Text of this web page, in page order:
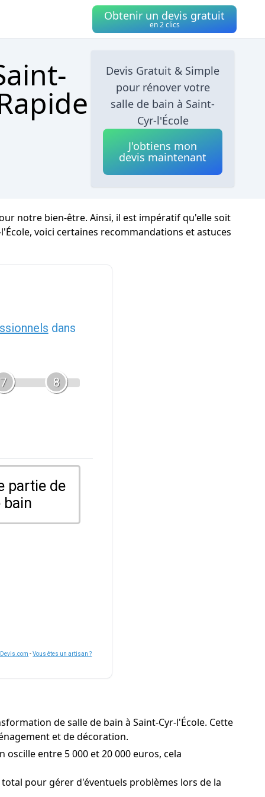
Obtenir un devis gratuit
en 2 clics
Devis Gratuit & Simple
pour rénover votre
salle de bain à Saint-
Cyr-l'École
J'obtiens mon
devis maintenant
notre bien-être. Ainsi, il est impératif qu'elle soit
voici certaines recommandations et astuces
dans
7 8
partie de
bain
-Vous êtes un artisan ?
de salle de bain à Saint-Cyr-l'École. Cette
et de décoration.
entre 5 000 et 20 000 euros, cela
pour gérer d'éventuels problèmes lors de la